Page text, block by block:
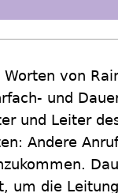
von
und
und Leiter
Andere
um die